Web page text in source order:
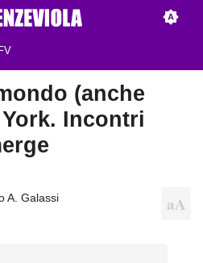
(anche
Incontri
A. Galassi